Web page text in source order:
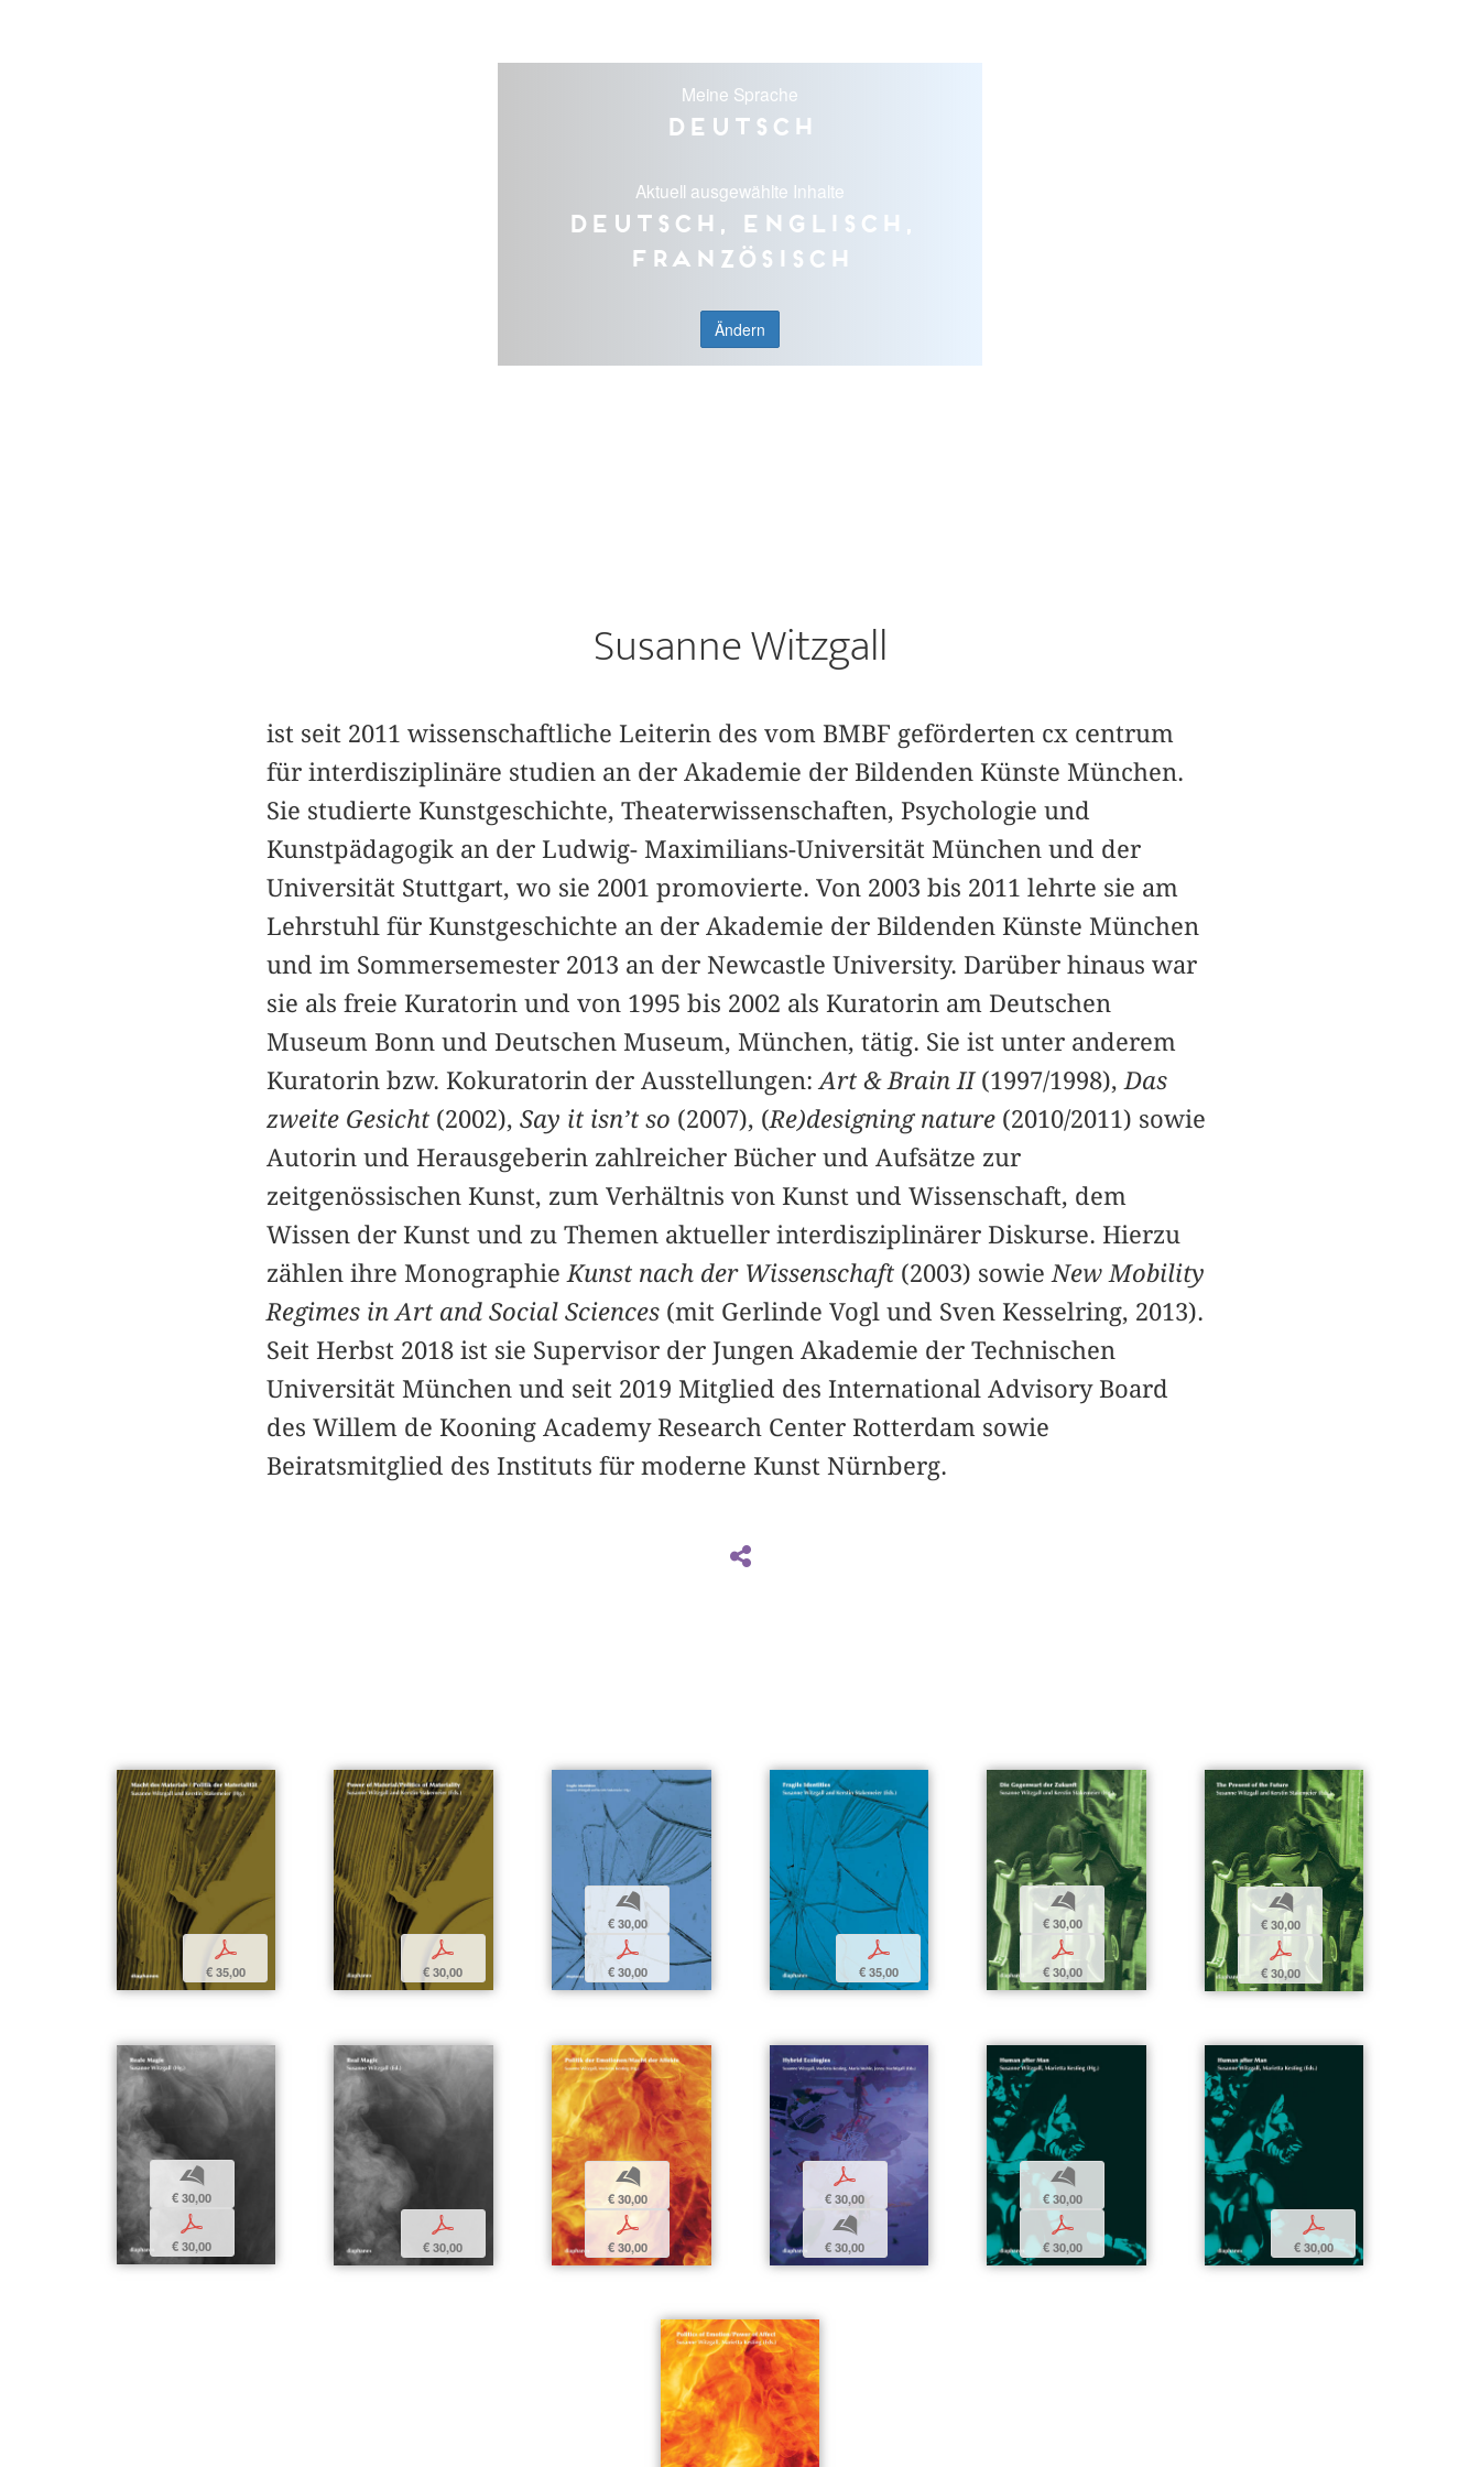
Meine Sprache
Deutsch
Aktuell ausgewählte Inhalte
Deutsch, Englisch,
Französisch
Ändern
Susanne Witzgall
ist seit 2011 wissenschaftliche Leiterin des vom BMBF geförderten cx centrum
für interdisziplinäre studien an der Akademie der Bildenden Künste München.
Sie studierte Kunstgeschichte, Theaterwissenschaften, Psychologie und
Kunstpädagogik an der Ludwig- Maximilians-Universität München und der
Universität Stuttgart, wo sie 2001 promovierte. Von 2003 bis 2011 lehrte sie am
Lehrstuhl für Kunstgeschichte an der Akademie der Bildenden Künste München
und im Sommersemester 2013 an der Newcastle University. Darüber hinaus war
sie als freie Kuratorin und von 1995 bis 2002 als Kuratorin am Deutschen
Museum Bonn und Deutschen Museum, München, tätig. Sie ist unter anderem
Kuratorin bzw. Kokuratorin der Ausstellungen: Art & Brain II(1997/1998), Das
zweite Gesicht (2002), Say it isn’t so (2007), (Re)designing nature (2010/2011) sowie
Autorin und Herausgeberin zahlreicher Bücher und Aufsätze zur
zeitgenössischen Kunst, zum Verhältnis von Kunst und Wissenschaft, dem
Wissen der Kunst und zu Themen aktueller interdisziplinärer Diskurse. Hierzu
zählen ihre Monographie Kunst nach der Wissenschaft(2003) sowie New Mobility
Regimes in Art and Social Sciences (mit Gerlinde Vogl und Sven Kesselring, 2013).
Seit Herbst 2018 ist sie Supervisor der Jungen Akademie der Technischen
Universität München und seit 2019 Mitglied des International Advisory Board
des Willem de Kooning Academy Research Center Rotterdam sowie
Beiratsmitglied des Instituts für moderne Kunst Nürnberg.
p
€ 35,00
p
€ 30,00
b
€ 30,00
p
€ 30,00
p
€ 35,00
b
€ 30,00
p
€ 30,00
b
€ 30,00
p
€ 30,00
b
€ 30,00
p
€ 30,00
p
€ 30,00
b
€ 30,00
p
€ 30,00
p
€ 30,00
b
€ 30,00
b
€ 30,00
p
€ 30,00
p
€ 30,00